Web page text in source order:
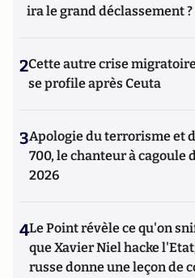
ira le grand déclassement ?
2Cette autre crise
se profile après Ceuta
3Apologie du terrorisme et
700, le chanteur à cagoule
2026
4Le Point révèle ce qu'on
que Xavier Niel hacke
russe donne une leçon de